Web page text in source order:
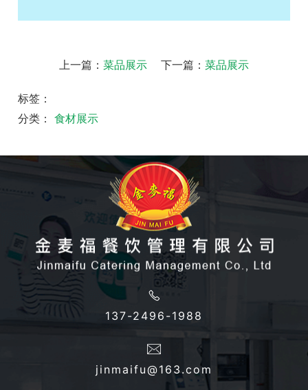
上一篇： 菜品展示 下一篇： 菜品展示
标签：
分类： 食材展示
137-2496-1988
jinmaifu@163.com